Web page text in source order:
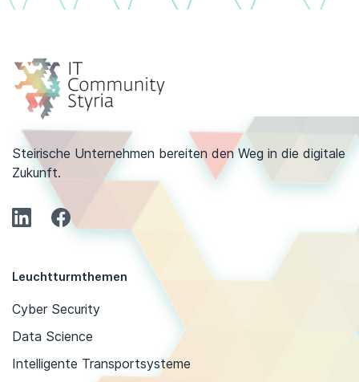
Steirische Unternehmen bereiten den Weg in die digitale
Zukunft.
Leuchtturmthemen
Cyber Security
Data Science
Intelligente Transportsysteme